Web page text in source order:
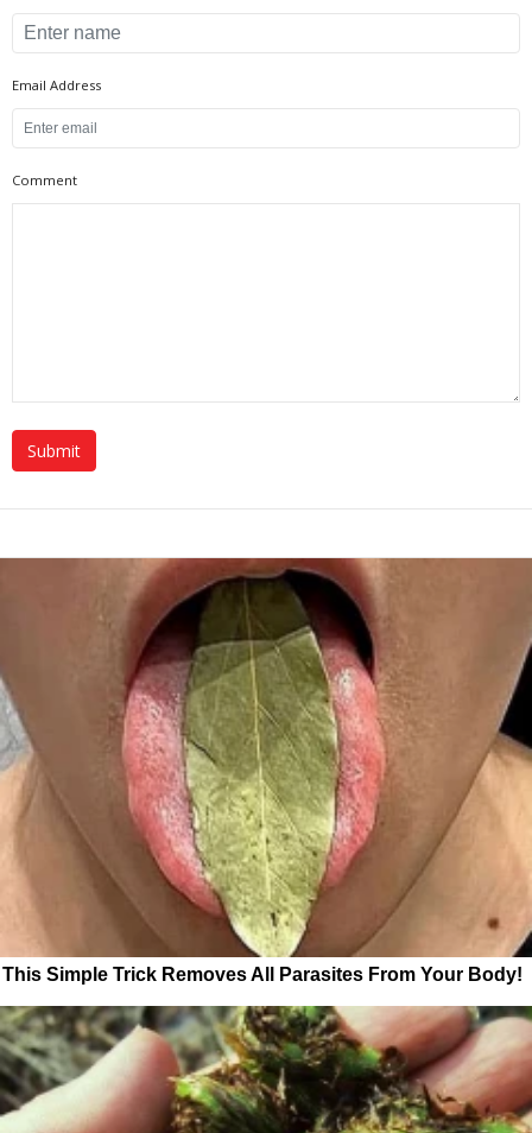
Email Address
Comment
This Simple Trick Removes All Parasites From Your Body!